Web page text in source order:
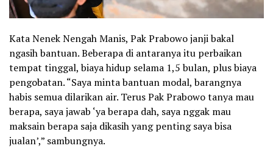
Kata Nenek Nengah Manis, Pak Prabowo janji bakal
ngasih bantuan. Beberapa di antaranya itu perbaikan
tempat tinggal, biaya hidup selama 1,5 bulan, plus biaya
pengobatan. “Saya minta bantuan modal, barangnya
habis semua dilarikan air. Terus Pak Prabowo tanya mau
berapa, saya jawab ‘ya berapa dah, saya nggak mau
maksain berapa saja dikasih yang penting saya bisa
jualan’,” sambungnya.